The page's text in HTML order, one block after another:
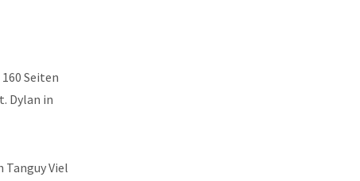
Seiten
Dylan in
Tanguy Viel